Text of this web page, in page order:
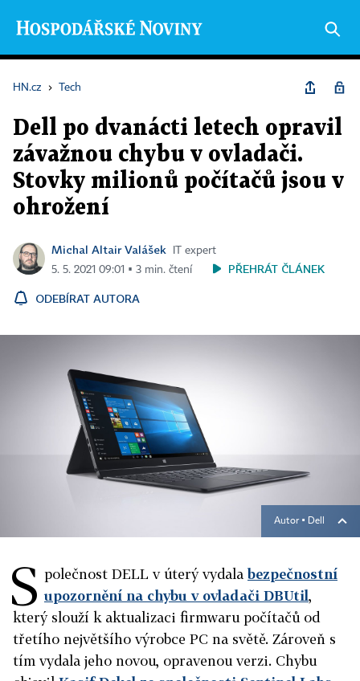
HN.cz › Tech
Dell po dvanácti letech opravil
závažnou chybu v ovladači.
Stovky milionů počítačů jsou v
ohrožení
Michal Altair Valášek
IT expert
5. 5. 2021 09:01 ▪ 3 min. čtení
PŘEHRÁT ČLÁNEK
ODEBÍRAT AUTORA
Autor ▪ Dell
S polečnost DELL v úterý vydala bezpečnostní
upozornění na chybu v ovladači DBUtil,
který slouží k aktualizaci firmwaru počítačů od
třetího největšího výrobce PC na světě. Zároveň s
tím vydala jeho novou, opravenou verzi. Chybu